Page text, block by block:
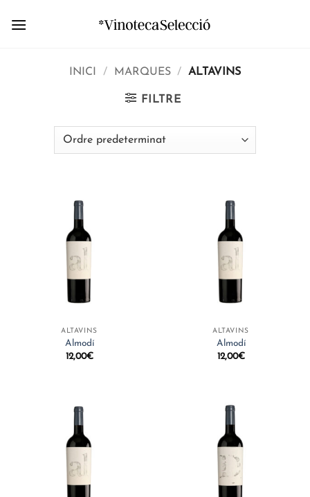
INICI / MARQUES / ALTAVINS
FILTRE
ALTAVINS
Almodí
12,00€
ALTAVINS
Almodí
12,00€